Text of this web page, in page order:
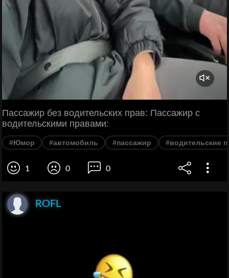
Пассажир без водительских прав: Пассажир с
водительскими правами:
#Юмор #автомобиль #пассажир #водительские
1 0 0
ROFL